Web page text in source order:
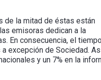
de la mitad de éstas están
emisoras dedican a la
En consecuencia, el
excepción de Sociedad.
y un 7% en la